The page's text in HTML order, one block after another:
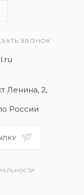
ЗВОНОК
Ленина, 2,
России